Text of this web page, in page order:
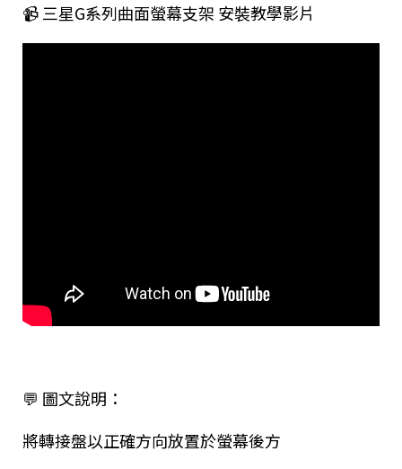
📹 三星G系列曲面螢幕支架 安裝教學影片
💬 圖文說明：
將轉接盤以正確方向放置於螢幕後方